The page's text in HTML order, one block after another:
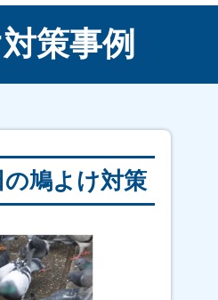
策事例
鳩よけ対策